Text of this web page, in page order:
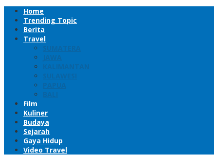
Home
Trending Topic
Berita
Travel
SUMATERA
JAWA
KALIMANTAN
SULAWESI
PAPUA
BALI
Film
Kuliner
Budaya
Sejarah
Gaya Hidup
Video Travel